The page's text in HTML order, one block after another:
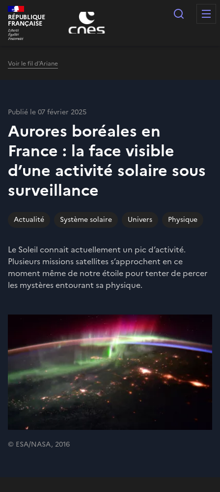
Panneau de gestion des cookies
RÉPUBLIQUE
FRANÇAISE
Voir le fil d'Ariane
Publié le 07 février 2025
Aurores boréales en
France : la face visible
d’une activité solaire sous
surveillance
Actualité Système solaire Univers Physique
Le Soleil connait actuellement un pic d’activité.
Plusieurs missions satellites s’approchent en ce
moment même de notre étoile pour tenter de percer
les mystères entourant sa physique.
© ESA/NASA, 2016